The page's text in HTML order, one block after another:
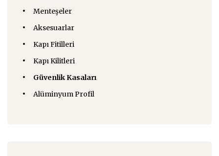
Menteşeler
Aksesuarlar
Kapı Fitilleri
Kapı Kilitleri
Güvenlik Kasaları
Alüminyum Profil